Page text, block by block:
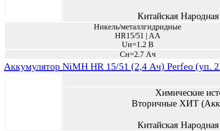
Китайская
Никель/металлгидридные
HR15/51 | AA
Uн=1.2 В
Сн=2.7 Ач
Аккумулятор NiMH HR 15/51 (2,4 Ач) Perfeo (уп.
Химические
Вторичные ХИТ
Китайская